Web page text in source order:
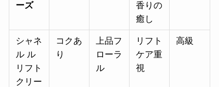
ーズ
香りの
癒し
シャネ
ル ル
リフト
クリー
コクあ
り
上品フ
ローラ
ル
リフト
ケア重
視
高級